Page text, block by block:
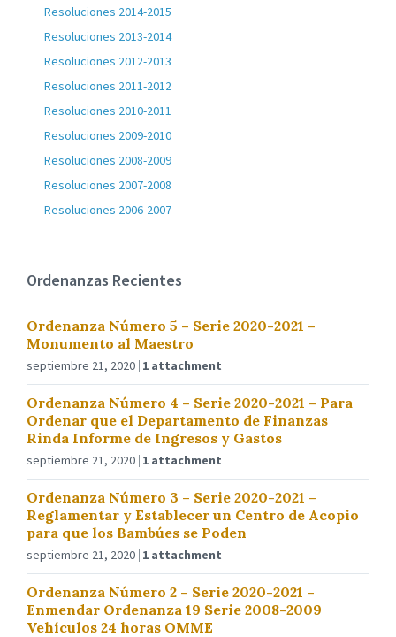
Resoluciones 2014-2015
Resoluciones 2013-2014
Resoluciones 2012-2013
Resoluciones 2011-2012
Resoluciones 2010-2011
Resoluciones 2009-2010
Resoluciones 2008-2009
Resoluciones 2007-2008
Resoluciones 2006-2007
Ordenanzas Recientes
Ordenanza Número 5 – Serie 2020-2021 –
Monumento al Maestro
septiembre 21, 2020 1 attachment
Ordenanza Número 4 – Serie 2020-2021 – Para
Ordenar que el Departamento de Finanzas
Rinda Informe de Ingresos y Gastos
septiembre 21, 2020 1 attachment
Ordenanza Número 3 – Serie 2020-2021 –
Reglamentar y Establecer un Centro de Acopio
para que los Bambúes se Poden
septiembre 21, 2020 1 attachment
Ordenanza Número 2 – Serie 2020-2021 –
Enmendar Ordenanza 19 Serie 2008-2009
Vehículos 24 horas OMME